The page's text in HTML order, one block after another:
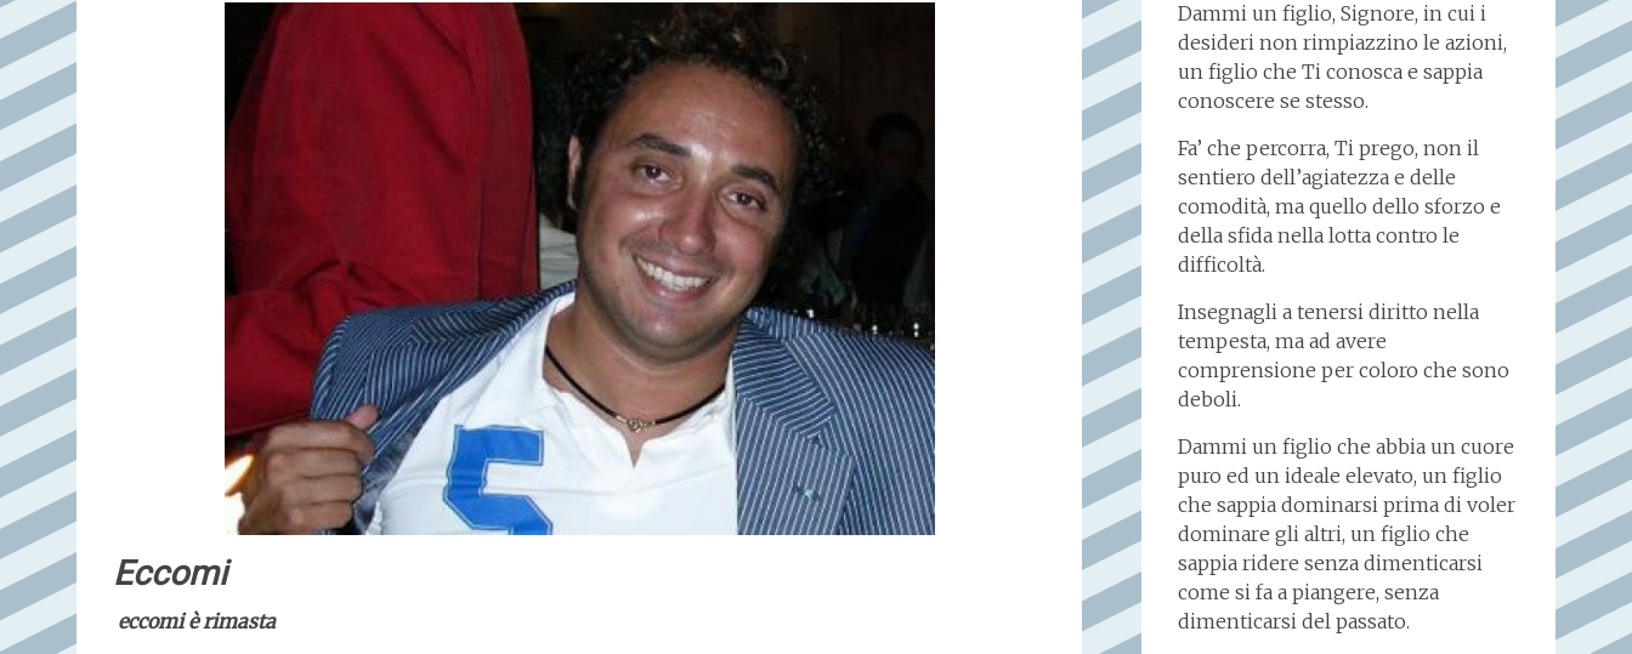
Eccomi
eccomi è rimasta
Dammi un figlio, Signore, in cui i
desideri non rimpiazzino le azioni,
un figlio che Ti conosca e sappia
conoscere se stesso.
Fa’ che percorra, Ti prego, non il
sentiero dell’agiatezza e delle
comodità, ma quello dello sforzo e
della sfida nella lotta contro le
difficoltà.
Insegnagli a tenersi diritto nella
tempesta, ma ad avere
comprensione per coloro che sono
deboli.
Dammi un figlio che abbia un cuore
puro ed un ideale elevato, un figlio
che sappia dominarsi prima di voler
dominare gli altri, un figlio che
sappia ridere senza dimenticarsi
come si fa a piangere, senza
dimenticarsi del passato.